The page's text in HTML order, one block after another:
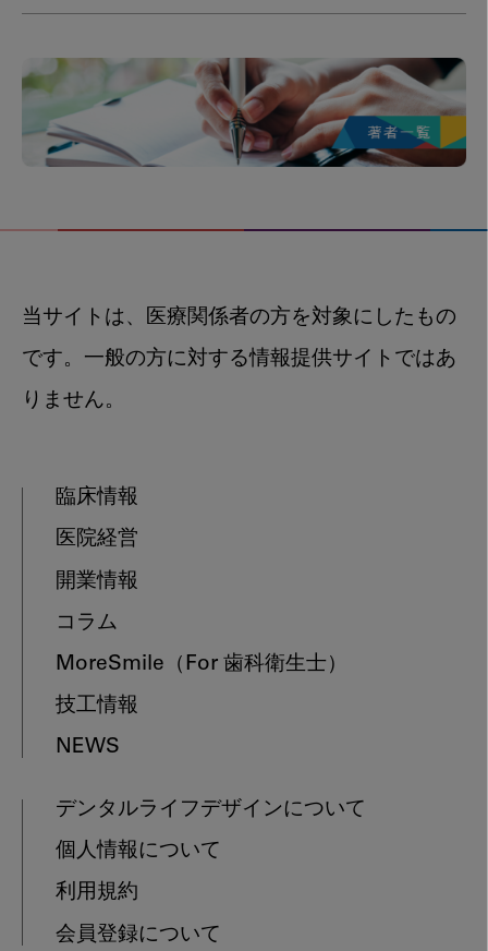
当サイトは、医療関係者の方を対象にしたもの
です。一般の方に対する情報提供サイトではあ
りません。
臨床情報
医院経営
開業情報
コラム
MoreSmile （For 歯科衛生士）
技工情報
NEWS
デンタルライフデザインについて
個人情報について
利用規約
会員登録について